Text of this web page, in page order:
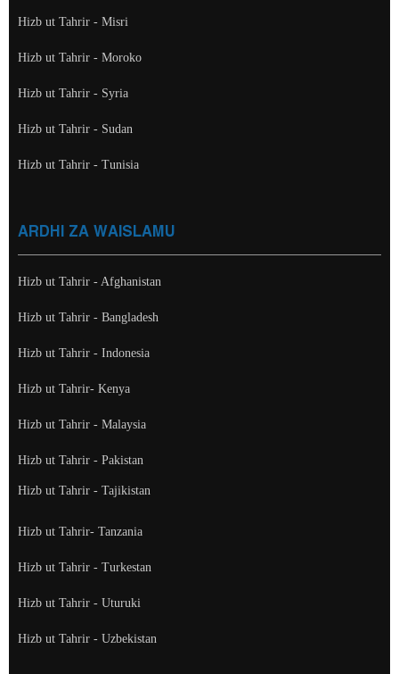
Hizb ut Tahrir - Misri
Hizb ut Tahrir - Moroko
Hizb ut Tahrir - Syria
Hizb ut Tahrir - Sudan
Hizb ut Tahrir - Tunisia
ARDHI ZA WAISLAMU
Hizb ut Tahrir - Afghanistan
Hizb ut Tahrir - Bangladesh
Hizb ut Tahrir - Indonesia
Hizb ut Tahrir- Kenya
Hizb ut Tahrir - Malaysia
Hizb ut Tahrir - Pakistan
Hizb ut Tahrir - Tajikistan
Hizb ut Tahrir- Tanzania
Hizb ut Tahrir - Turkestan
Hizb ut Tahrir - Uturuki
Hizb ut Tahrir - Uzbekistan